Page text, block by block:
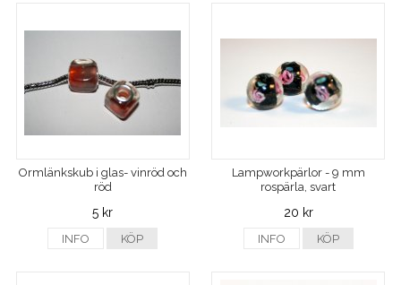
Ormlänkskub i glas- vinröd och
röd
5 kr
INFO KÖP
Lampworkpärlor - 9 mm
rospärla, svart
20 kr
INFO KÖP